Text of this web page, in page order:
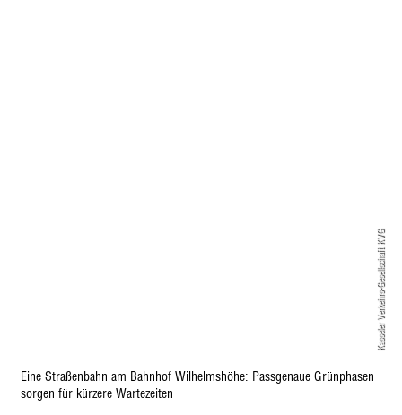
Kasseler Verkehrs-Gesellschaft KVG
Eine Straßenbahn am Bahnhof Wilhelmshöhe: Passgenaue Grünphasen
sorgen für kürzere Wartezeiten